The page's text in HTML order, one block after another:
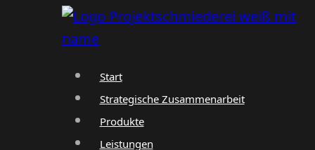
Start
Strategische Zusammenarbeit
Produkte
Leistungen